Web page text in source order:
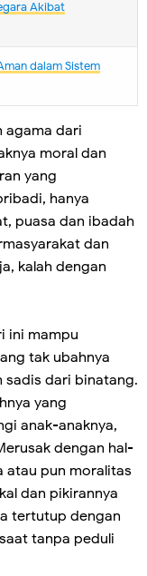
Akibat
dalam Sistem
agama dari
moral dan
yang
hanya
puasa dan ibadah
dan
kalah dengan
ini mampu
tak ubahnya
sadis dari binatang.
yang
anak-anaknya,
dengan hal-
atau pun moralitas
dan pikirannya
tertutup dengan
tanpa peduli